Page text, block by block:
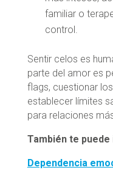
familiar o
control.
Sentir celos es
parte del amor es
flags, cuestionar
establecer límites
para relaciones
También te
Dependencia